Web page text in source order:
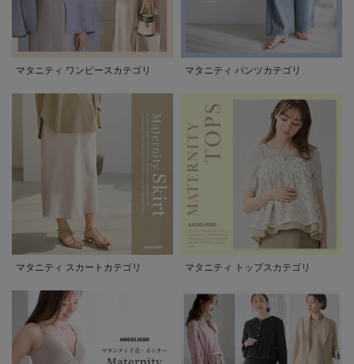
マタニティ ワンピースカテゴリ マタニティ パンツカテゴリ
マタニティ スカートカテゴリ マタニティ トップスカテゴリ